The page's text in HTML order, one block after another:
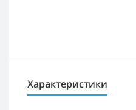
Характеристики